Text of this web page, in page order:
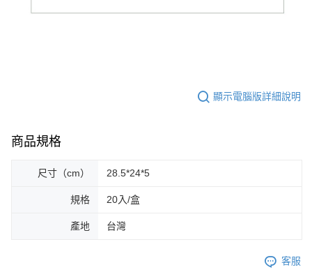
顯示電腦版詳細說明
商品規格
尺寸（cm） 28.5*24*5
規格 20入/盒
產地 台灣
客服